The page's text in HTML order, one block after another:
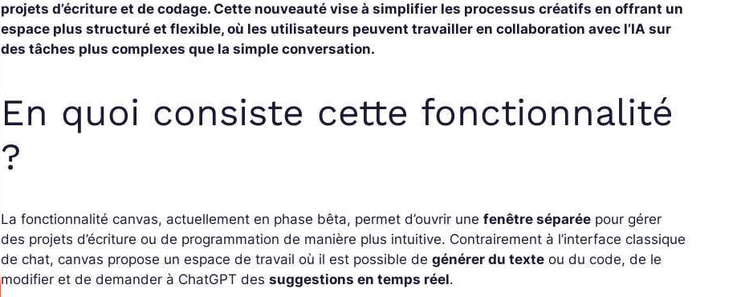
projets d’écriture et de codage. Cette nouveauté vise à simplifier les processus créatifs en offrant un
espace plus structuré et flexible, où les utilisateurs peuvent travailler en collaboration avec l’IA sur
des tâches plus complexes que la simple conversation.
En quoi consiste cette fonctionnalité
?
La fonctionnalité canvas, actuellement en phase bêta, permet d’ouvrir unefenêtre séparée pour gérer
des projets d’écriture ou de programmation de manière plus intuitive. Contrairement à l’interface classique
de chat, canvas propose un espace de travail où il est possible degénérer du texte ou du code, de le
modifier et de demander à ChatGPT dessuggestions en temps réel.